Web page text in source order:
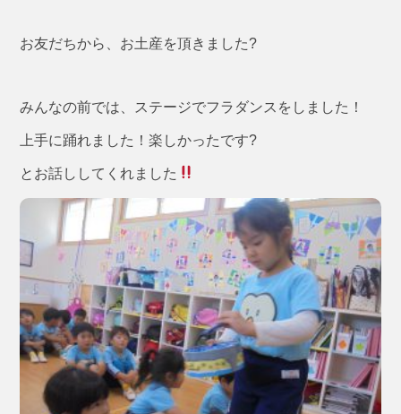
お友だちから、お土産を頂きました?
みんなの前では、ステージでフラダンスをしました！
上手に踊れました！楽しかったです?
とお話ししてくれました